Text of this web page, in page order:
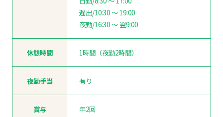
遅出/10:30 ～ 19:00
夜勤/16:30 ～ 翌9:00
休憩時間 1時間（夜勤2時間）
夜勤手当 有り
賞与 年2回